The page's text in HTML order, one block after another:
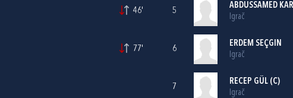
46'
77'
5
ABDUSSAMED
Igrač
6
ERDEM SEÇGIN
Igrač
7
RECEP GÜL (C)
Igrač